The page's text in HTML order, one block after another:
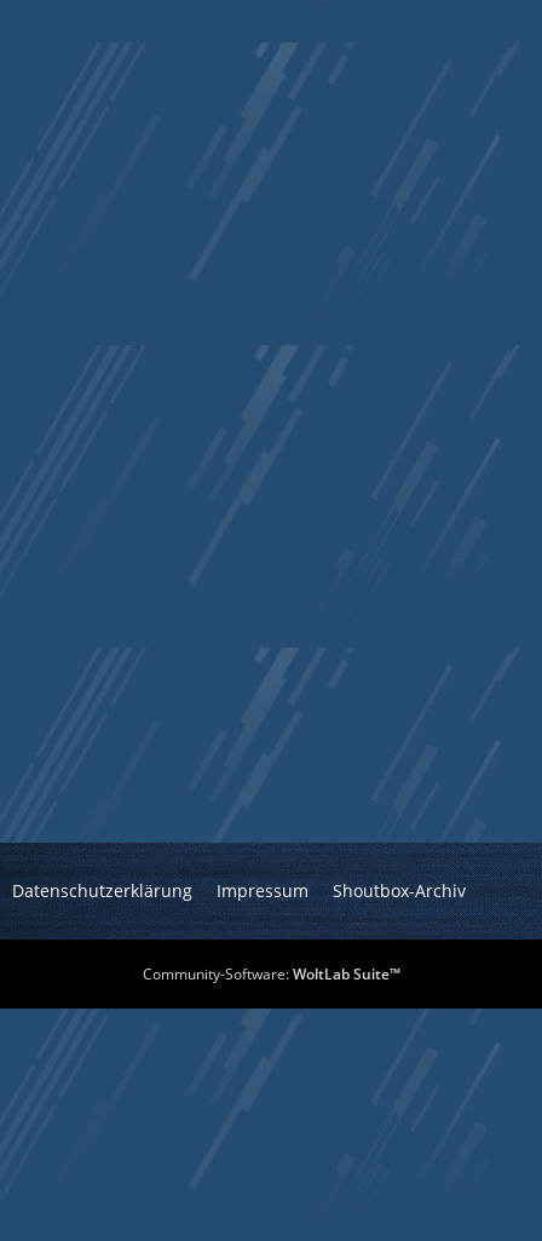
Datenschutzerklärung Impressum Shoutbox-Archiv
Community-Software:WoltLab Suite™